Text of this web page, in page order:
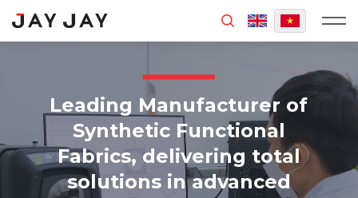
MENU
Leading Manufacturer of
Synthetic Functional
Fabrics, delivering total
solutions in advanced